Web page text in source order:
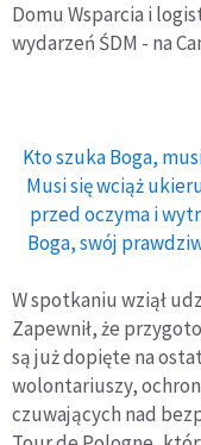
Domu Wsparcia i
wydarzeń ŚDM - na
Kto szuka Boga,
Musi się wciąż
przed oczyma i
Boga, swój
W spotkaniu wziął
Zapewnił, że
są już dopięte na
wolontariuszy,
czuwających nad